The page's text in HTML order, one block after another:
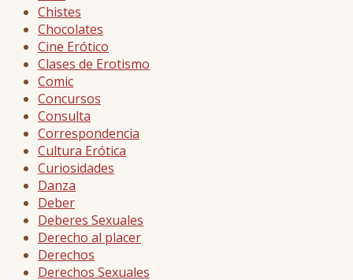
Chistes
Chocolates
Cine Erótico
Clases de Erotismo
Comic
Concursos
Consulta
Correspondencia
Cultura Erótica
Curiosidades
Danza
Deber
Deberes Sexuales
Derecho al placer
Derechos
Derechos Sexuales